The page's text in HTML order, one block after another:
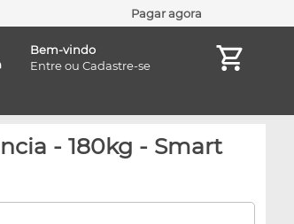
Pagar agora
Bem-vindo
Entreou Cadastre-se
- 180kg - Smart